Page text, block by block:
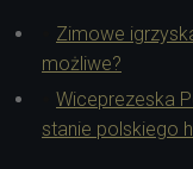
Zimowe
możliwe?
Wiceprezeska
stanie polskiego